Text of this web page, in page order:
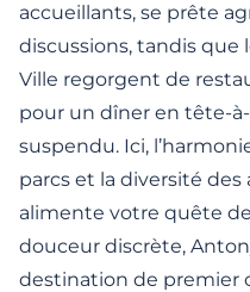
accueillants, se prête
discussions, tandis que
Ville regorgent de
pour un dîner en tête-
suspendu. Ici,
parcs et la diversité
alimente votre quête
douceur discrète,
destination de premier